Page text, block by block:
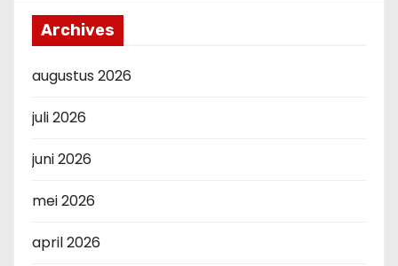
Archives
augustus 2026
juli 2026
juni 2026
mei 2026
april 2026